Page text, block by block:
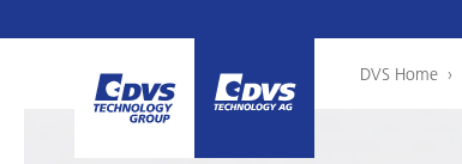
DVS Home ›